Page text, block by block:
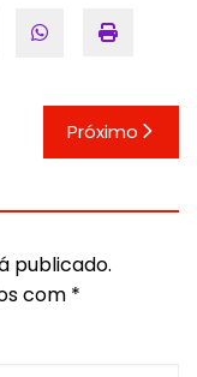
Próximo
publicado.
com *